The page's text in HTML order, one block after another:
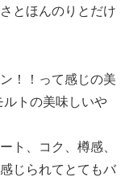
とほんのりとだけ
！！って感じの美
トの美味しいや
ト、コク、樽感、
じられてとてもバ